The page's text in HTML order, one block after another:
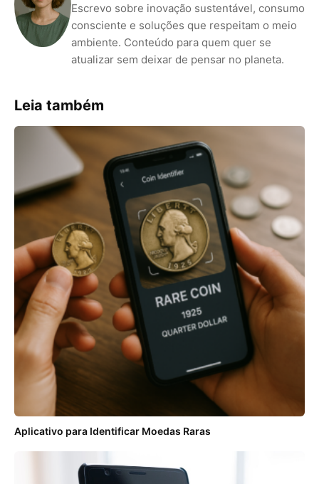
Escrevo sobre inovação sustentável, consumo
consciente e soluções que respeitam o meio
ambiente. Conteúdo para quem quer se
atualizar sem deixar de pensar no planeta.
Leia também
Aplicativo para Identificar Moedas Raras